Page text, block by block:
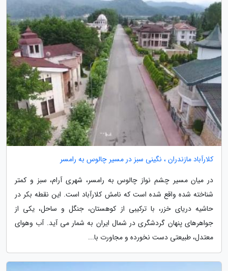
کلارآباد مازندران ، نگینی سبز در مسیر چالوس به رامسر
در میان مسیر چشم نواز چالوس به رامسر، شهری آرام، سبز و کمتر
شناخته شده واقع شده است که نامش کلارآباد است. این نقطه بکر در
حاشیه دریای خزر، با ترکیبی از کوهستان، جنگل و ساحل، یکی از
جواهرهای پنهان گردشگری در شمال ایران به شمار می آید. آب وهوای
معتدل، طبیعتی دست نخورده و مجاورت با...